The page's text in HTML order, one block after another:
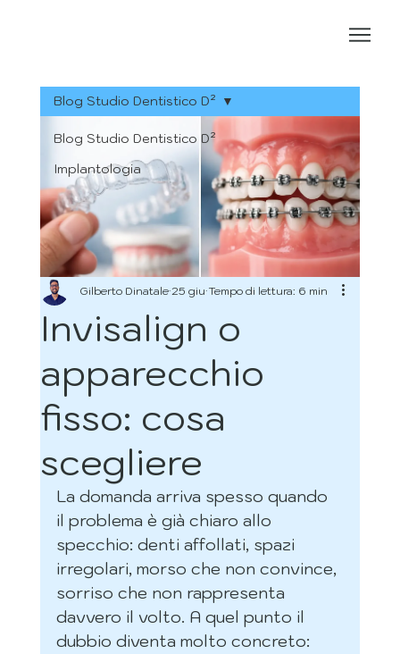
Blog Studio Dentistico D²
Implantologia
Blog Studio Dentistico D²
Invisalign o
apparecchio
fisso: cosa
scegliere
Gilberto Dinatale 25 giu Tempo di lettura: 6 min
La domanda arriva spesso quando
il problema è già chiaro allo
specchio: denti affollati, spazi
irregolari, morso che non convince,
sorriso che non rappresenta
davvero il volto. A quel punto il
dubbio diventa molto concreto: